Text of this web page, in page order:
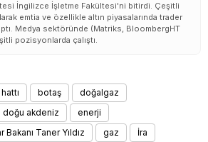
İngilizce İşletme Fakültesi'ni bitirdi. Çeşitli
emtia ve özellikle altın piyasalarında trader
Medya sektöründe (Matriks, BloombergHT
pozisyonlarda çalıştı.
botaş
doğalgaz
doğu akdeniz
enerji
Taner Yıldız
gaz
İra